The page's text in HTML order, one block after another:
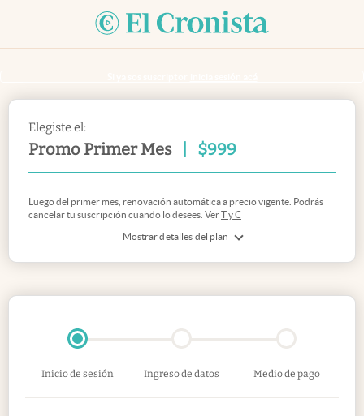
Elegiste el:
Promo Primer Mes $999
Mostrar detalles del plan
Luego del primer mes, renovación automática a precio vigente. Podrás
cancelar tu suscripción cuando lo desees. VerT y C
Inicio de sesión Ingreso de datos Medio de pago